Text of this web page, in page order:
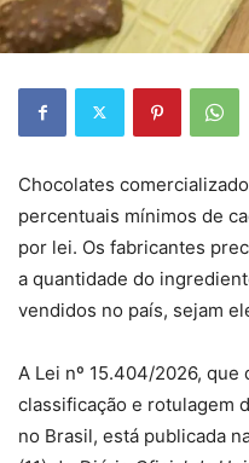
Chocolates
percentuais mínimos de
por lei. Os fabricantes
a quantidade do
vendidos no país, sejam
A Lei nº 15.404/2026,
classificação e rotulagem
no Brasil, está publicada